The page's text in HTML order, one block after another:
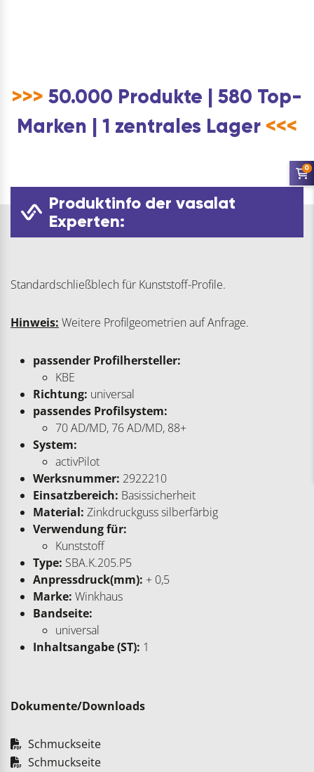
>>> 50.000 Produkte | 580 Top-
Marken | 1 zentrales Lager <<<
Produktinfo der vasalat
Experten:
Standardschließblech für Kunststoff-Profile.
Hinweis: Weitere Profilgeometrien auf Anfrage.
passender Profilhersteller:
KBE
Richtung: universal
passendes Profilsystem:
70 AD/MD, 76 AD/MD, 88+
System:
activPilot
Werksnummer: 2922210
Einsatzbereich: Basissicherheit
Material: Zinkdruckguss silberfärbig
Verwendung für:
Kunststoff
Type: SBA.K.205.P5
Anpressdruck(mm): + 0,5
Marke: Winkhaus
Bandseite:
universal
Inhaltsangabe (ST): 1
Dokumente/Downloads
Schmuckseite
Schmuckseite
0